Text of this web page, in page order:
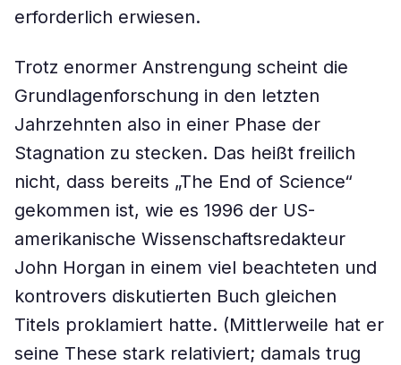
erforderlich erwiesen.
Trotz enormer Anstrengung scheint die
Grundlagenforschung in den letzten
Jahrzehnten also in einer Phase der
Stagnation zu stecken. Das heißt freilich
nicht, dass bereits „The End of Science“
gekommen ist, wie es 1996 der US-
amerikanische Wissenschaftsredakteur
John Horgan in einem viel beachteten und
kontrovers diskutierten Buch gleichen
Titels proklamiert hatte. (Mittlerweile hat er
seine These stark relativiert; damals trug